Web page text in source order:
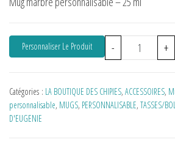
Personnaliser Le Produit - +
Catégories : LA BOUTIQUE DES CHIPIES, ACCESSOIRES,
personnalisable, MUGS, PERSONNALISABLE, TASSES/
D'EUGENIE